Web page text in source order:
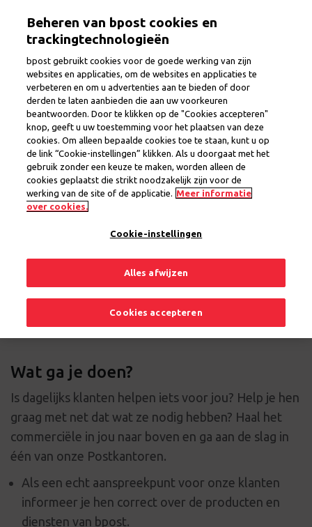
inhoud
Commercieel medewerker
ProvincieBrussel
Regio Brussel
Interim Contract
1 vacature
Delen
Solliciteer nu
Wat ga je doen?
Is dagelijks klanten helpen iets voor jou? Help je hen
graag met net dat wat ze nodig hebben? Haal het
commerciële in jou naar boven en ga aan de slag in
één van onze Postkantoren.
Als een echt aanspreekpunt voor onze klanten
informeer je hen correct over de producten en
diensten van bpost.
Beheren van bpost cookies en
trackingtechnologieën
bpost gebruikt cookies voor de goede werking van zijn
websites en applicaties, om de websites en applicaties te
verbeteren en om u advertenties aan te bieden of door
derden te laten aanbieden die aan uw voorkeuren
beantwoorden. Door te klikken op de "Cookies accepteren"
knop, geeft u uw toestemming voor het plaatsen van deze
cookies. Om alleen bepaalde cookies toe te staan, kunt u op
de link “Cookie-instellingen” klikken. Als u doorgaat met het
gebruik zonder een keuze te maken, worden alleen de
cookies geplaatst die strikt noodzakelijk zijn voor de
werking van de site of de applicatie. Meer informatie
over cookies.
Cookie-instellingen
Alles afwijzen
Cookies accepteren